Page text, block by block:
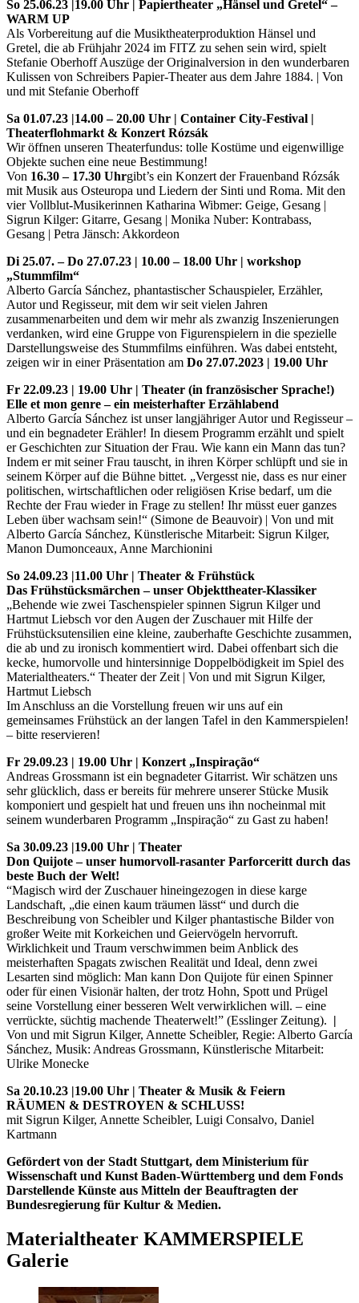
So 25.06.23 |19.00 Uhr | Papiertheater „Hänsel und Gretel“ –
WARM UP
Als Vorbereitung auf die Musiktheaterproduktion Hänsel und
Gretel, die ab Frühjahr 2024 im FITZ zu sehen sein wird, spielt
Stefanie Oberhoff Auszüge der Originalversion in den wunderbaren
Kulissen von Schreibers Papier-Theater aus dem Jahre 1884. | Von
und mit Stefanie Oberhoff
Sa 01.07.23 |14.00 – 20.00 Uhr | Container City-Festival |
Theaterflohmarkt & Konzert Rózsák
Wir öffnen unseren Theaterfundus: tolle Kostüme und eigenwillige
Objekte suchen eine neue Bestimmung!
Von 16.30 – 17.30 Uhrgibt’s ein Konzert der Frauenband Rózsák
mit Musik aus Osteuropa und Liedern der Sinti und Roma. Mit den
vier Vollblut-Musikerinnen Katharina Wibmer: Geige, Gesang |
Sigrun Kilger: Gitarre, Gesang | Monika Nuber: Kontrabass,
Gesang | Petra Jänsch: Akkordeon
Di 25.07. – Do 27.07.23 | 10.00 – 18.00 Uhr | workshop
„Stummfilm“
Alberto García Sánchez, phantastischer Schauspieler, Erzähler,
Autor und Regisseur, mit dem wir seit vielen Jahren
zusammenarbeiten und dem wir mehr als zwanzig Inszenierungen
verdanken, wird eine Gruppe von Figurenspielern in die spezielle
Darstellungsweise des Stummfilms einführen. Was dabei entsteht,
zeigen wir in einer Präsentation am Do 27.07.2023 | 19.00 Uhr
Fr 22.09.23 | 19.00 Uhr | Theater (in französischer Sprache!)
Elle et mon genre – ein meisterhafter Erzählabend
Alberto García Sánchez ist unser langjähriger Autor und Regisseur –
und ein begnadeter Erähler! In diesem Programm erzählt und spielt
er Geschichten zur Situation der Frau. Wie kann ein Mann das tun?
Indem er mit seiner Frau tauscht, in ihren Körper schlüpft und sie in
seinem Körper auf die Bühne bittet. „Vergesst nie, dass es nur einer
politischen, wirtschaftlichen oder religiösen Krise bedarf, um die
Rechte der Frau wieder in Frage zu stellen! Ihr müsst euer ganzes
Leben über wachsam sein!“ (Simone de Beauvoir) | Von und mit
Alberto García Sánchez, Künstlerische Mitarbeit: Sigrun Kilger,
Manon Dumonceaux, Anne Marchionini
So 24.09.23 |11.00 Uhr | Theater & Frühstück
Das Frühstücksmärchen – unser Objekttheater-Klassiker
„Behende wie zwei Taschenspieler spinnen Sigrun Kilger und
Hartmut Liebsch vor den Augen der Zuschauer mit Hilfe der
Frühstücksutensilien eine kleine, zauberhafte Geschichte zusammen,
die ab und zu ironisch kommentiert wird. Dabei offenbart sich die
kecke, humorvolle und hintersinnige Doppelbödigkeit im Spiel des
Materialtheaters.“ Theater der Zeit | Von und mit Sigrun Kilger,
Hartmut Liebsch
Im Anschluss an die Vorstellung freuen wir uns auf ein
gemeinsames Frühstück an der langen Tafel in den Kammerspielen!
– bitte reservieren!
Fr 29.09.23 | 19.00 Uhr | Konzert „Inspiração“
Andreas Grossmann ist ein begnadeter Gitarrist. Wir schätzen uns
sehr glücklich, dass er bereits für mehrere unserer Stücke Musik
komponiert und gespielt hat und freuen uns ihn nocheinmal mit
seinem wunderbaren Programm „Inspiração“ zu Gast zu haben!
Sa 30.09.23 |19.00 Uhr | Theater
Don Quijote – unser humorvoll-rasanter Parforceritt durch das
beste Buch der Welt!
“Magisch wird der Zuschauer hineingezogen in diese karge
Landschaft, „die einen kaum träumen lässt“ und durch die
Beschreibung von Scheibler und Kilger phantastische Bilder von
großer Weite mit Korkeichen und Geiervögeln hervorruft.
Wirklichkeit und Traum verschwimmen beim Anblick des
meisterhaften Spagats zwischen Realität und Ideal, denn zwei
Lesarten sind möglich: Man kann Don Quijote für einen Spinner
oder für einen Visionär halten, der trotz Hohn, Spott und Prügel
seine Vorstellung einer besseren Welt verwirklichen will. – eine
verrückte, süchtig machende Theaterwelt!” (Esslinger Zeitung). |
Von und mit Sigrun Kilger, Annette Scheibler, Regie: Alberto García
Sánchez, Musik: Andreas Grossmann, Künstlerische Mitarbeit:
Ulrike Monecke
Sa 20.10.23 |19.00 Uhr | Theater & Musik & Feiern
RÄUMEN & DESTROYEN & SCHLUSS!
mit Sigrun Kilger, Annette Scheibler, Luigi Consalvo, Daniel
Kartmann
Gefördert von der Stadt Stuttgart, dem Ministerium für
Wissenschaft und Kunst Baden-Württemberg und dem Fonds
Darstellende Künste aus Mitteln der Beauftragten der
Bundesregierung für Kultur & Medien.
Materialtheater KAMMERSPIELE
Galerie